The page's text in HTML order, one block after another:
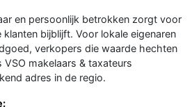
en persoonlijk betrokken zorgt voor
bijblijft. Voor lokale eigenaren
verkopers die waarde hechten
VSO makelaars & taxateurs
adres in de regio.